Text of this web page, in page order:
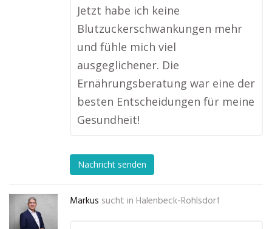
Jetzt habe ich keine
Blutzuckerschwankungen mehr
und fühle mich viel
ausgeglichener. Die
Ernährungsberatung war eine der
besten Entscheidungen für meine
Gesundheit!
Nachricht senden
Markus sucht in Halenbeck-Rohlsdorf